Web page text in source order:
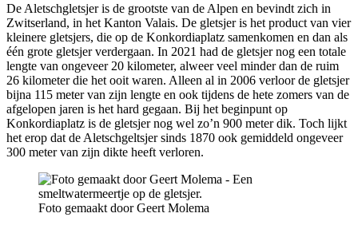
De Aletschgletsjer is de grootste van de Alpen en bevindt zich in
Zwitserland, in het Kanton Valais. De gletsjer is het product van vier
kleinere gletsjers, die op de Konkordiaplatz samenkomen en dan als
één grote gletsjer verdergaan. In 2021 had de gletsjer nog een totale
lengte van ongeveer 20 kilometer, alweer veel minder dan de ruim
26 kilometer die het ooit waren. Alleen al in 2006 verloor de gletsjer
bijna 115 meter van zijn lengte en ook tijdens de hete zomers van de
afgelopen jaren is het hard gegaan. Bij het beginpunt op
Konkordiaplatz is de gletsjer nog wel zo’n 900 meter dik. Toch lijkt
het erop dat de Aletschgeltsjer sinds 1870 ook gemiddeld ongeveer
300 meter van zijn dikte heeft verloren.
Foto gemaakt door Geert Molema